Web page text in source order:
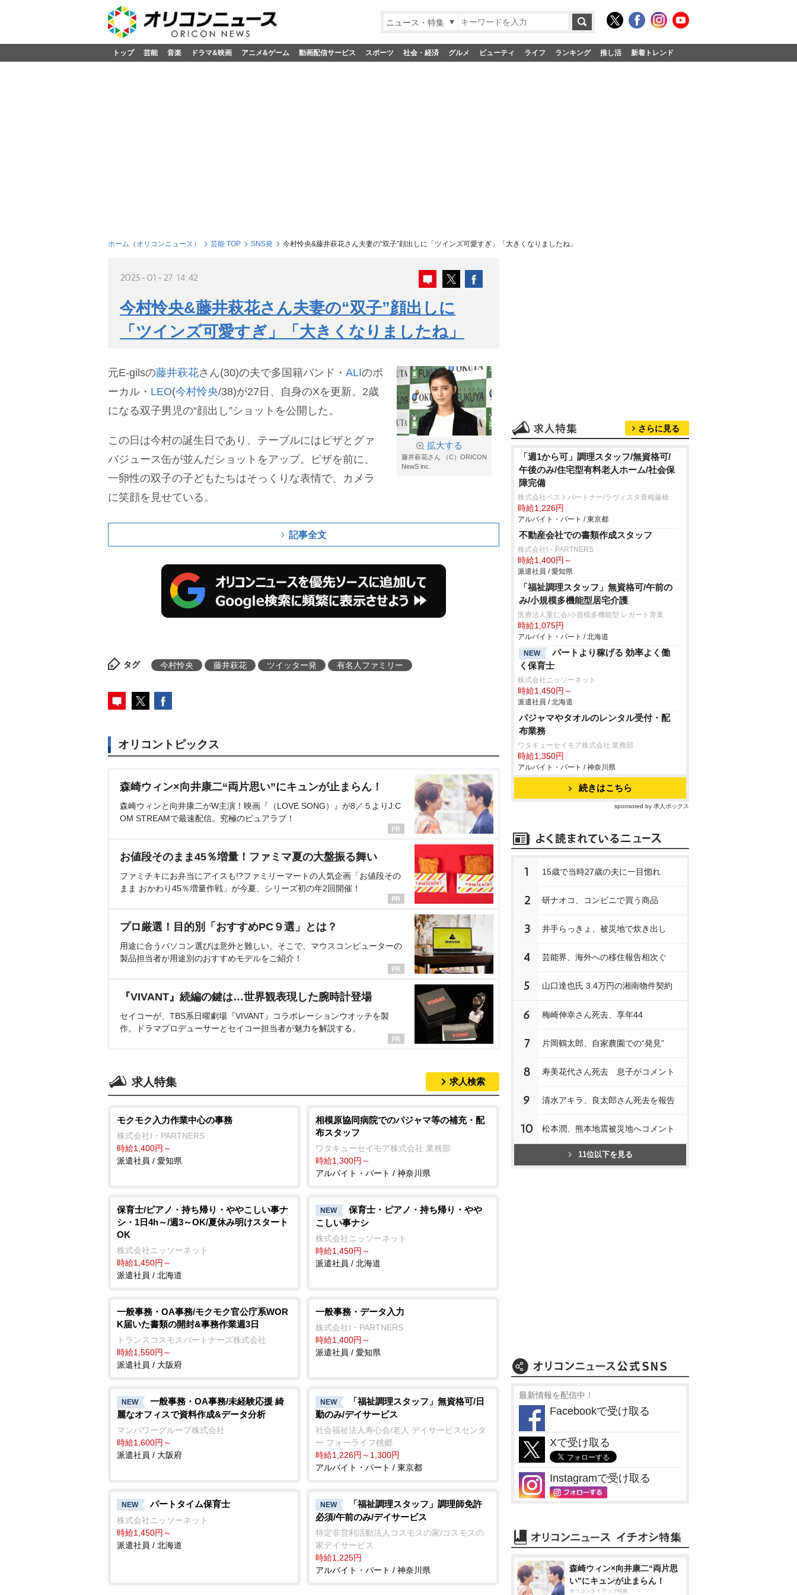
ニュース・特集
トップ 芸能 音楽 ドラマ&映画 アニメ&ゲーム 動画配信サービス スポーツ 社会・経済 グルメ ビューティ ライフ ランキング 推し活 新着トレンド
ホーム（オリコンニュース） 芸能 TOP SNS発 今村怜央&藤井萩花さん夫妻の“双子”顔出しに「ツインズ可愛すぎ」「大きくなりましたね」
2025-01-27 14:42
今村怜央&藤井萩花さん夫妻の“双子”顔出しに
「ツインズ可愛すぎ」「大きくなりましたね」
拡大する
藤井萩花さん （C）ORICON
NewS inc.
元E-gilsの藤井萩花さん(30)の夫で多国籍バンド・ ALIのボ
ーカル・ LEO(今村怜央/38)が27日、自身のXを更新。2歳
になる双子男児の“顔出し”ショットを公開した。
この日は今村の誕生日であり、テーブルにはピザとグァ
バジュース缶が並んだショットをアップ。ピザを前に、
一卵性の双子の子どもたちはそっくりな表情で、カメラ
に笑顔を見せている。
記事全文
タグ 今村怜央 藤井萩花 ツイッター発 有名人ファミリー
オリコントピックス
森崎ウィン×向井康二“両片思い”にキュンが止まらん！
森崎ウィンと向井康二がW主演！映画『（LOVE SONG）』が8／５よりJ:C
OM STREAMで最速配信。究極のピュアラブ！
お値段そのまま45％増量！ファミマ夏の大盤振る舞い
ファミチキにお弁当にアイスも!?ファミリーマートの人気企画「お値段その
まま おかわり45％増量作戦」が今夏、シリーズ初の年2回開催！
プロ厳選！目的別「おすすめPC９選」とは？
用途に合うパソコン選びは意外と難しい。そこで、マウスコンピューターの
製品担当者が用途別のおすすめモデルをご紹介！
『VIVANT』続編の鍵は…世界観表現した腕時計登場
セイコーが、TBS系日曜劇場『VIVANT』コラボレーションウオッチを製
作。ドラマプロデューサーとセイコー担当者が魅力を解説する。
求人特集 求人検索
モクモク入力作業中心の事務
株式会社I・PARTNERS
時給1,400円～
派遣社員 / 愛知県
相模原協同病院でのパジャマ等の補充・配
布スタッフ
ワタキューセイモア株式会社 業務部
時給1,300円～
アルバイト・パート / 神奈川県
保育士/ピアノ・持ち帰り・ややこしい事ナ
シ・1日4h～/週3～OK/夏休み明けスタート
OK
株式会社ニッソーネット
時給1,450円～
派遣社員 / 北海道
NEW
保育士・ピアノ・持ち帰り・
こしい事ナシ
株式会社ニッソーネット
時給1,450円～
派遣社員 / 北海道
一般事務・OA事務/モクモク官公庁系WOR
K届いた書類の開封&事務作業週3日
トランスコスモスパートナーズ株式会社
時給1,550円～
派遣社員 / 大阪府
一般事務・データ入力
株式会社I・PARTNERS
時給1,400円～
派遣社員 / 愛知県
NEW
一般事務・OA事務/未経験応援 綺
麗なオフィスで資料作成&データ分析
マンパワーグループ株式会社
時給1,600円～
派遣社員 / 大阪府
NEW
「福祉調理スタッフ」無資格可/日
勤のみ/デイサービス
社会福祉法人寿心会/老人 デイサービスセンタ
ー フォーライフ桃郷
時給1,226円～1,300円
アルバイト・パート / 東京都
NEW パートタイム保育士
株式会社ニッソーネット
時給1,450円～
派遣社員 / 北海道
NEW
「福祉調理スタッフ」調理師免許
必須/午前のみ/デイサービス
特定非営利活動法人コスモスの家/コスモスの
家デイサービス
時給1,225円
アルバイト・パート / 神奈川県
さらに見る
「週1から可」調理スタッフ/無資格可/
午後のみ/住宅型有料老人ホーム/社会保
障完備
株式会社ベストパートナー/ラヴィスタ青梅藤橋
時給1,226円
アルバイト・パート / 東京都
不動産会社での書類作成スタッフ
株式会社I・PARTNERS
時給1,400円～
派遣社員 / 愛知県
「福祉調理スタッフ」無資格可/午前の
み/小規模多機能型居宅介護
医療法人重仁会/小規模多機能型 レガート青葉
時給1,075円
アルバイト・パート / 北海道
NEW
パートより稼げる 効率よく働
く保育士
株式会社ニッソーネット
時給1,450円～
派遣社員 / 北海道
パジャマやタオルのレンタル受付・配
布業務
ワタキューセイモア株式会社 業務部
時給1,350円
アルバイト・パート / 神奈川県
続きはこちら
sponsored by 求人ボックス
1 15歳で当時27歳の夫に一目惚れ
2 研ナオコ、コンビニで買う商品
3 井手らっきょ、被災地で炊き出し
4 芸能界、海外への移住報告相次ぐ
5 山口達也氏 3.4万円の湘南物件契約
6 梅崎伸幸さん死去、享年44
7 片岡鶴太郎、自家農園での“発見”
8 寿美花代さん死去 息子がコメント
9 清水アキラ、良太郎さん死去を報告
10 松本潤、熊本地震被災地へコメント
11位以下を見る
最新情報を配信中！
Facebookで受け取る
Xで受け取る
Instagramで受け取る
森崎ウィン×向井康二“両片思
い”にキュンが止まらん！
オリコンタイアップ特集